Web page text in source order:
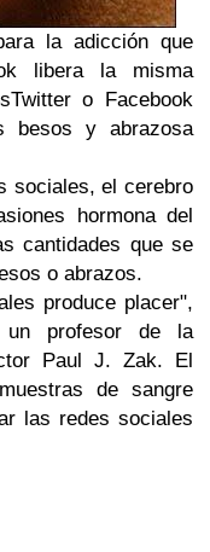
la adicción que
libera la misma
o Facebook
besos y abrazosa
sociales, el cerebro
hormona del
cantidades que se
o abrazos.
produce placer",
un profesor de la
Paul J. Zak. El
de sangre
las redes sociales